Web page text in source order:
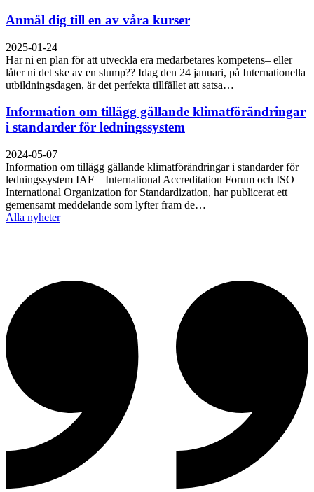
Anmäl dig till en av våra kurser
2025-01-24
Har ni en plan för att utveckla era medarbetares kompetens– eller
låter ni det ske av en slump?? Idag den 24 januari, på Internationella
utbildningsdagen, är det perfekta tillfället att satsa…
Information om tillägg gällande klimatförändringar
i standarder för ledningssystem
2024-05-07
Information om tillägg gällande klimatförändringar i standarder för
ledningssystem IAF – International Accreditation Forum och ISO –
International Organization for Standardization, har publicerat ett
gemensamt meddelande som lyfter fram de…
Alla nyheter